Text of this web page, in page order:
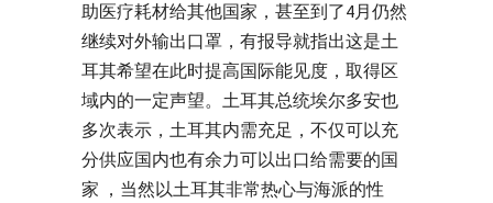
助医疗耗材给其他国家，甚至到了4月仍然
继续对外输出口罩，有报导就指出这是土
耳其希望在此时提高国际能见度，取得区
域内的一定声望。土耳其总统埃尔多安也
多次表示，土耳其内需充足，不仅可以充
分供应国内也有余力可以出口给需要的国
家 ，当然以土耳其非常热心与海派的性